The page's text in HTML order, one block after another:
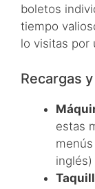
boletos
tiempo
lo visitas por
Recargas
estas